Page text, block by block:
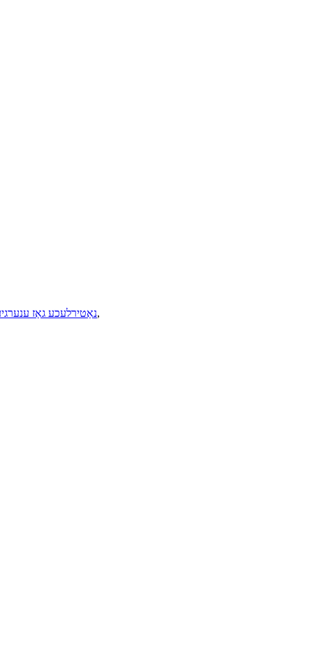
נאַטירלעכע גאַז,